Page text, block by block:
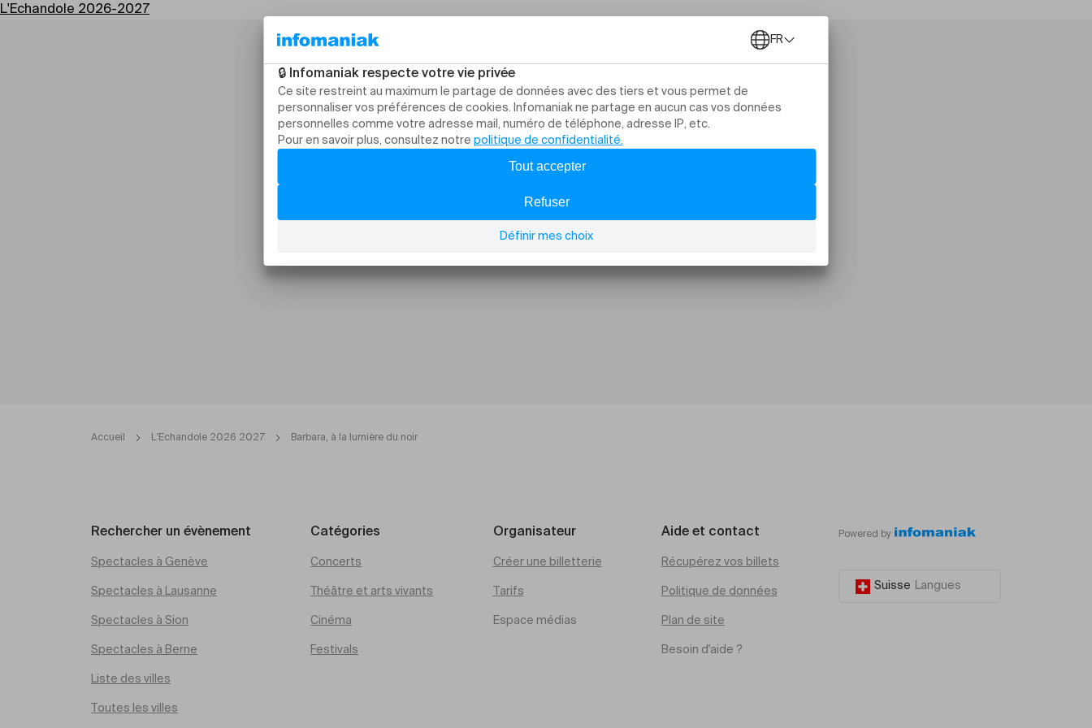
L'Echandole 2026-2027
Accueil L'Echandole 2026 2027 Barbara, à la lumière du noir
Rechercher un évènement
Spectacles à Genève
Spectacles à Lausanne
Spectacles à Sion
Spectacles à Berne
Liste des villes
Toutes les villes
Catégories
Concerts
Théâtre et arts vivants
Cinéma
Festivals
Organisateur
Créer une billetterie
Tarifs
Espace médias
Aide et contact
Récupérez vos billets
Politique de données
Plan de site
Besoin d'aide ?
Powered by
Suisse Langues